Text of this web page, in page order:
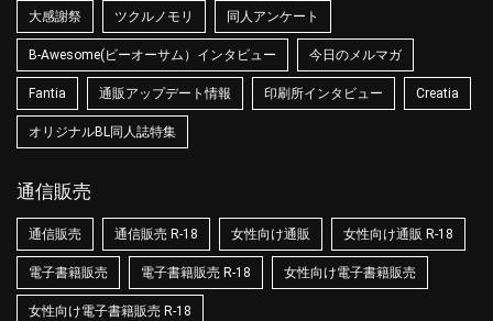
大感謝祭 ツクルノモリ 同人アンケート
B-Awesome(ビーオーサム）インタビュー 今日のメルマガ
Fantia 通販アップデート情報 印刷所インタビュー Creatia
オリジナルBL同人誌特集
通信販売
通信販売 通信販売 R-18 女性向け通販 女性向け通販 R-18
電子書籍販売 電子書籍販売 R-18 女性向け電子書籍販売
女性向け電子書籍販売 R-18